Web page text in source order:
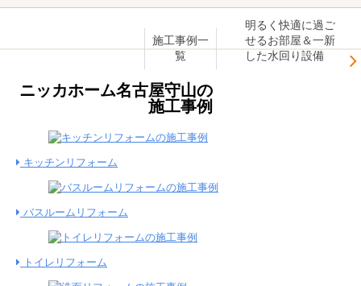
明るく快適に過ご
せるお部屋＆一新
した水回り設備
施工事例一
覧
ニッカホーム名古屋守山の
施工事例
キッチンリフォーム
バスルームリフォーム
トイレリフォーム